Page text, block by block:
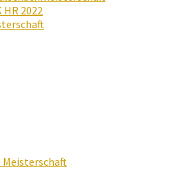
HR 2022
Meisterschaft